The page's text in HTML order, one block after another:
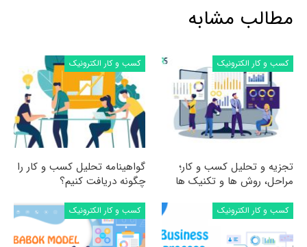
مطالب مشابه
کسب و کار الکترونیک
تجزیه و تحلیل کسب و کار؛
مراحل، روش ها و تکنیک ها
کسب و کار الکترونیک
گواهینامه تحلیل کسب و کار را
چگونه دریافت کنیم؟
کسب و کار الکترونیک کسب و کار الکترونیک